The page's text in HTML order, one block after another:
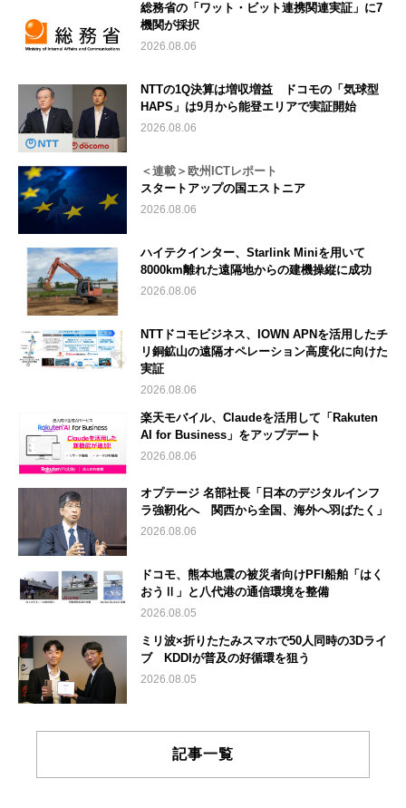
総務省の「ワット・ビット連携関連実証」に7
機関が採択
2026.08.06
NTTの1Q決算は増収増益 ドコモの「気球型
HAPS」は9月から能登エリアで実証開始
2026.08.06
＜連載＞欧州ICTレポート
スタートアップの国エストニア
2026.08.06
ハイテクインター、Starlink Miniを用いて
8000km離れた遠隔地からの建機操縦に成功
2026.08.06
NTTドコモビジネス、IOWN APNを活用したチ
リ銅鉱山の遠隔オペレーション高度化に向けた
実証
2026.08.06
楽天モバイル、Claudeを活用して「Rakuten
AI for Business」をアップデート
2026.08.06
オプテージ 名部社長「日本のデジタルインフ
ラ強靭化へ 関西から全国、海外へ羽ばたく」
2026.08.06
ドコモ、熊本地震の被災者向けPFI船舶「はく
おうⅡ」と八代港の通信環境を整備
2026.08.05
ミリ波×折りたたみスマホで50人同時の3Dライ
ブ KDDIが普及の好循環を狙う
2026.08.05
記事一覧